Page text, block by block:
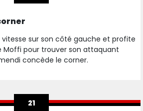
sur son côté gauche et profite
Moffi pour trouver son attaquant
concède le corner.
21